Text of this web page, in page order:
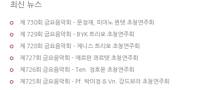
최신 뉴스
제 730회 금요음악회 – 문정재, 피아노 퀸텟 초청연주회
제 729회 금요음악회 – BYK 트리오 초청연주회
제 728회 금요음악회 – 제니스 트리오 초청연주회
제727회 금요음악회 – 에르완 콰르텟 초청연주회
제726회 금요음악회 – Ten. 정호윤 초청연주회
제725회 금요음악회 – Pf. 박미정 & Vn. 강드보라 초청연주회